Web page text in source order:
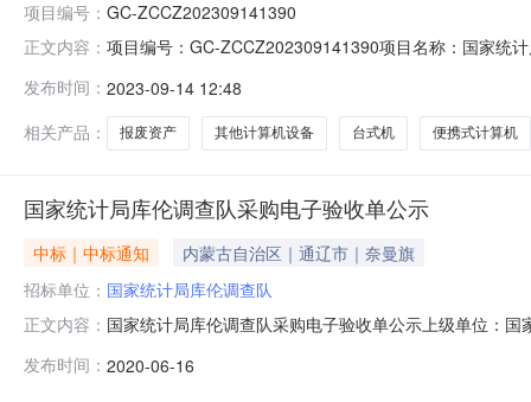
项目编号： GC-ZCCZ202309141390
正文内容： 项目编号：GC-ZCCZ202309141390项目名称：国家统
址链接：资产处置清单序号资产分类名称数量1其他计算
备110
发布时间： 2023-09-14 12:48
相关产品：
报废资产 其他计算机设备 台式机 便携式计算机
国家统计局库伦调查队采购电子验收单公示
中标｜中标通知
内蒙古自治区｜通辽市｜奈曼旗
招标单位： 国家统计局库伦调查队
正文内容： 国家统计局库伦调查队采购电子验收单公示上级单位：
发布时间： 2020-06-16